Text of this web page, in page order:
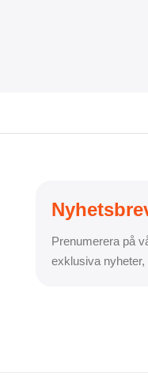
Prenumerera på
exklusiva nyheter,